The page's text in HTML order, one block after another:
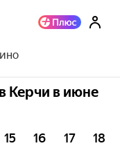
Керчи в июне
15 16 17 18